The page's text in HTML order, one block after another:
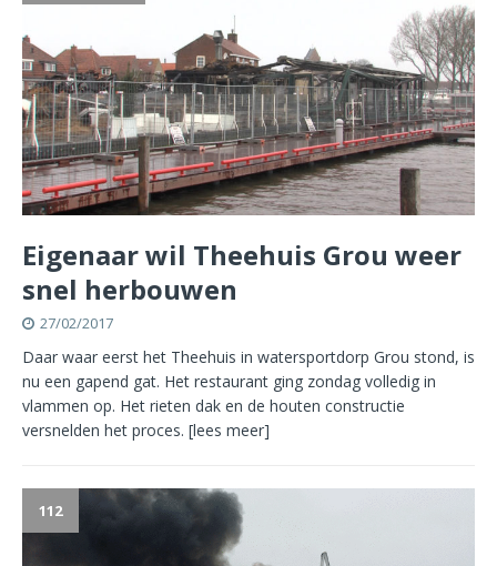
Eigenaar wil Theehuis Grou weer
snel herbouwen
27/02/2017
Daar waar eerst het Theehuis in watersportdorp Grou stond, is
nu een gapend gat. Het restaurant ging zondag volledig in
vlammen op. Het rieten dak en de houten constructie
versnelden het proces. [lees meer]
112